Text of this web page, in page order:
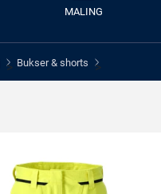
MALING
> Bukser & shorts >